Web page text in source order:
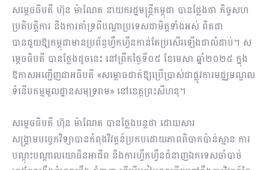
សម្តេចធិបតី ហ៊ុន ម៉ាណែត នាយករដ្ឋមន្ត្រីកម្ពុជា បានថ្លែងថា កិច្ចសហ
ប្រតិបត្តិការ និងការគាំទ្រពីបណ្តាប្រទេសជាមិត្តទាំងអស់ ពិតជា
បានជួយឱ្យកម្ពុជាមានប្រព័ន្ធហ្វឹកហ្វឺនកាន់តែប្រសើរឡើងជាលំដាប់។ ស
ម្តេចធិបតី បានថ្លែងដូចនេះ នៅព្រឹកថ្ងៃទី០៥ ខែមេសា ឆ្នាំ២០២៥ ក្នុង
ឱកាសអញ្ជើញជាអធិបតី «សម្ពោធដាក់ឱ្យប្រើប្រាស់ជាផ្លូវការមជ្ឈមណ្ឌល
ទំនើបកម្មមូលដ្ឋានសមុទ្ររាម» នៅខេត្តព្រះសីហនុ។
សម្តេចធិបតី ហ៊ុន ម៉ាណែត បានថ្លែងបន្តថា ដោយសារ
សង្គ្រាមបច្ចេកវិទ្យាបានកំពុងវិវត្តន៍ប្រកបដោយភាពពិបាកប៉ាន់ស្មាន ការ
បណ្តុះបណ្តាលយោធិនអាជីព និងការហ្វឹកហ្វឺនជំនាញឯកទេសចាំបាច់